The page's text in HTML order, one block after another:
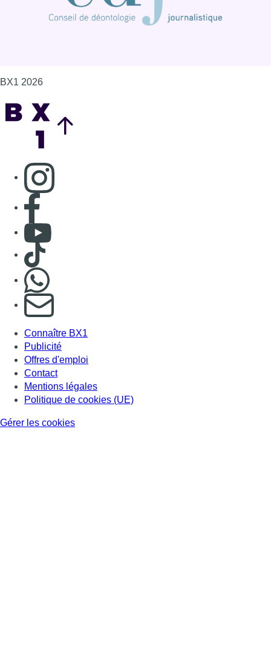
BX1 2026
Consulter page Instagram
Consulter page Facebook
Consulter Youtube
Consulter TikTok
S'abonner à notre newsletter
Connaître BX1
Publicité
Offres d'emploi
Contact
Mentions légales
Politique de cookies (UE)
Gérer les cookies